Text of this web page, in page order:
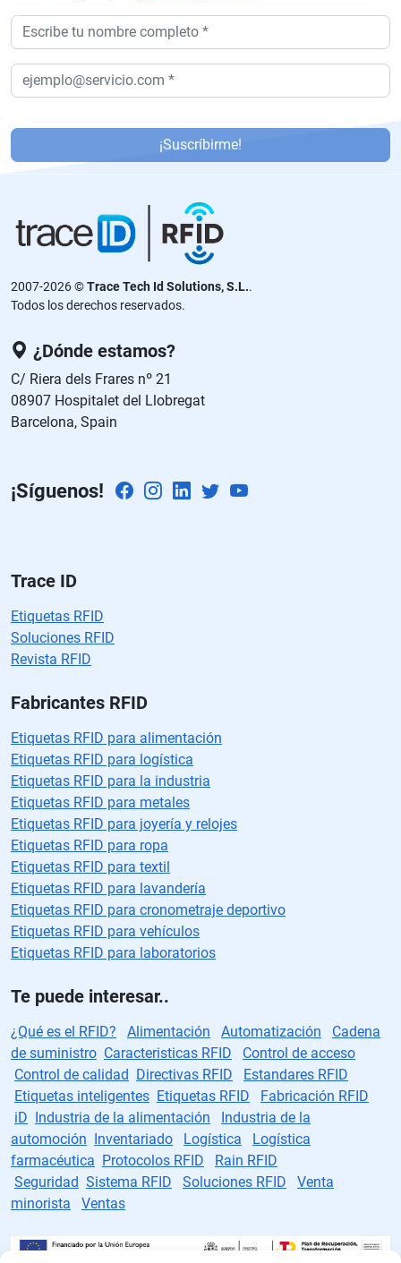
f
or
ej
e
st
e
c
a
o
o.
¡Suscríbirme!
2007-2026 ©Trace Tech Id Solutions, S.L..
Todos los derechos reservados.
¿Dónde estamos?
C/ Riera dels Frares nº 21
08907 Hospitalet del Llobregat
Barcelona, Spain
¡Síguenos!
Trace ID
Etiquetas RFID
Soluciones RFID
Revista RFID
Fabricantes RFID
Etiquetas RFID para alimentación
Etiquetas RFID para logística
Etiquetas RFID para la industria
Etiquetas RFID para metales
Etiquetas RFID para joyería y relojes
Etiquetas RFID para ropa
Etiquetas RFID para textil
Etiquetas RFID para lavandería
Etiquetas RFID para cronometraje deportivo
Etiquetas RFID para vehículos
Etiquetas RFID para laboratorios
Te puede interesar..
¿Qué es el RFID? Alimentación Automatización
Cadena
de suministro Caracteristicas RFID
Control de acceso
Control de calidad Directivas RFID
Estandares RFID
Etiquetas inteligentes Etiquetas RFID
Fabricación RFID
iD Industria de la alimentación
Industria de la
automoción Inventariado Logística
Logística
farmacéutica Protocolos RFID
Rain RFID
Seguridad Sistema RFID Soluciones RFID
Venta
minorista
Ventas